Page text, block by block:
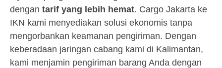
dengan tarif yang lebih hemat. Cargo Jakarta ke
IKN kami menyediakan solusi ekonomis tanpa
mengorbankan keamanan pengiriman. Dengan
keberadaan jaringan cabang kami di Kalimantan,
kami menjamin pengiriman barang Anda dengan